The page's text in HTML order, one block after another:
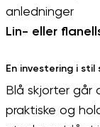
anledninger
Lin- eller
En investering i stil
Blå skjorter går
praktiske og